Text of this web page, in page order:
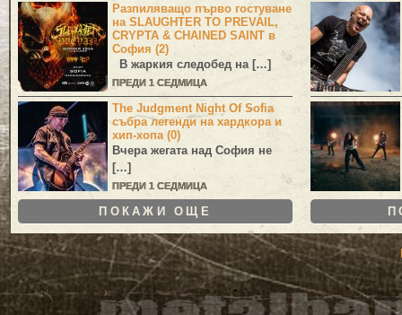
Разпиляващо първо гостуване
на SLAUGHTER TO PREVAIL,
CRYPTA & CHAINED SAINT в
София (2)
В жаркия следобед на […]
ПРЕДИ 1 СЕДМИЦА
The Judgment Night Of Sofia
събра легенди на хардкора и
хип-хопа (0)
Вчера жегата над София не
[…]
ПРЕДИ 1 СЕДМИЦА
ПОКАЖИ ОЩЕ